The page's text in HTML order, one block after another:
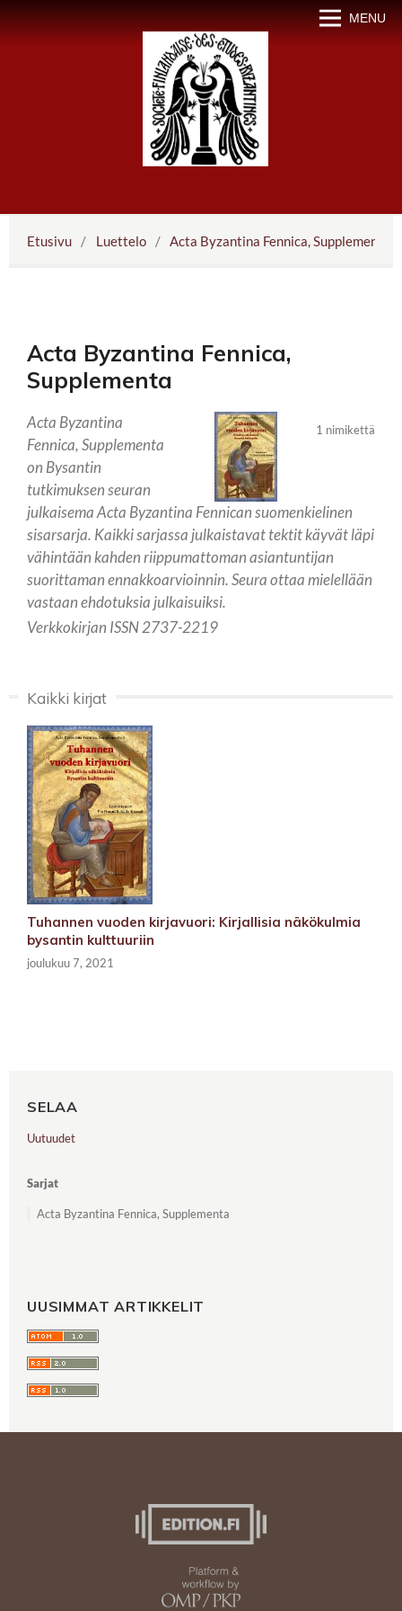
MENU
Etusivu / Luettelo / Acta Byzantina Fennica, Supplementa
Acta Byzantina Fennica,
Supplementa
1 nimikettä
Acta Byzantina
Fennica, Supplementa
on Bysantin
tutkimuksen seuran
julkaisema Acta Byzantina Fennican suomenkielinen
sisarsarja. Kaikki sarjassa julkaistavat tektit käyvät läpi
vähintään kahden riippumattoman asiantuntijan
suorittaman ennakkoarvioinnin. Seura ottaa mielellään
vastaan ehdotuksia julkaisuiksi.
Verkkokirjan ISSN 2737-2219
Kaikki kirjat
Tuhannen vuoden kirjavuori: Kirjallisia näkökulmia
bysantin kulttuuriin
joulukuu 7, 2021
SELAA
Uutuudet
Sarjat
Acta Byzantina Fennica, Supplementa
UUSIMMAT ARTIKKELIT